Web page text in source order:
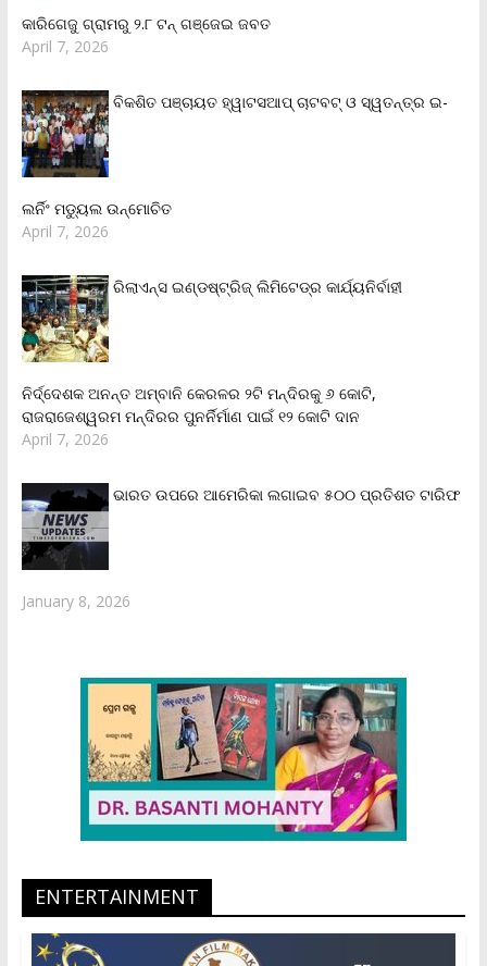
କାରିଗେଜୁ ଗ୍ରାମରୁ ୨.୮ ଟନ୍ ଗଞ୍ଜେଇ ଜବତ
April 7, 2026
ବିକଶିତ ପଞ୍ଚାୟତ ହ୍ୱାଟସଆପ୍ ଚାଟବଟ୍ ଓ ସ୍ୱତନ୍ତ୍ର ଇ-
ଲର୍ନିଂ ମଡ୍ୟୁଲ ଉନ୍ମୋଚିତ
April 7, 2026
ରିଲାଏନ୍‌ସ ଇଣ୍ଡଷ୍ଟ୍ରିଜ୍ ଲିମିଟେଡ୍‌ର କାର୍ଯ୍ୟନିର୍ବାହୀ
ନିର୍ଦ୍ଦେଶକ ଅନନ୍ତ ଅମ୍ବାନି କେରଳର ୨ଟି ମନ୍ଦିରକୁ ୬ କୋଟି,
ରାଜରାଜେଶ୍ୱରମ ମନ୍ଦିରର ପୁନର୍ନିର୍ମାଣ ପାଇଁ ୧୨ କୋଟି ଦାନ
April 7, 2026
ଭାରତ ଉପରେ ଆମେରିକା ଲଗାଇବ ୫୦୦ ପ୍ରତିଶତ ଟାରିଫ
January 8, 2026
ENTERTAINMENT